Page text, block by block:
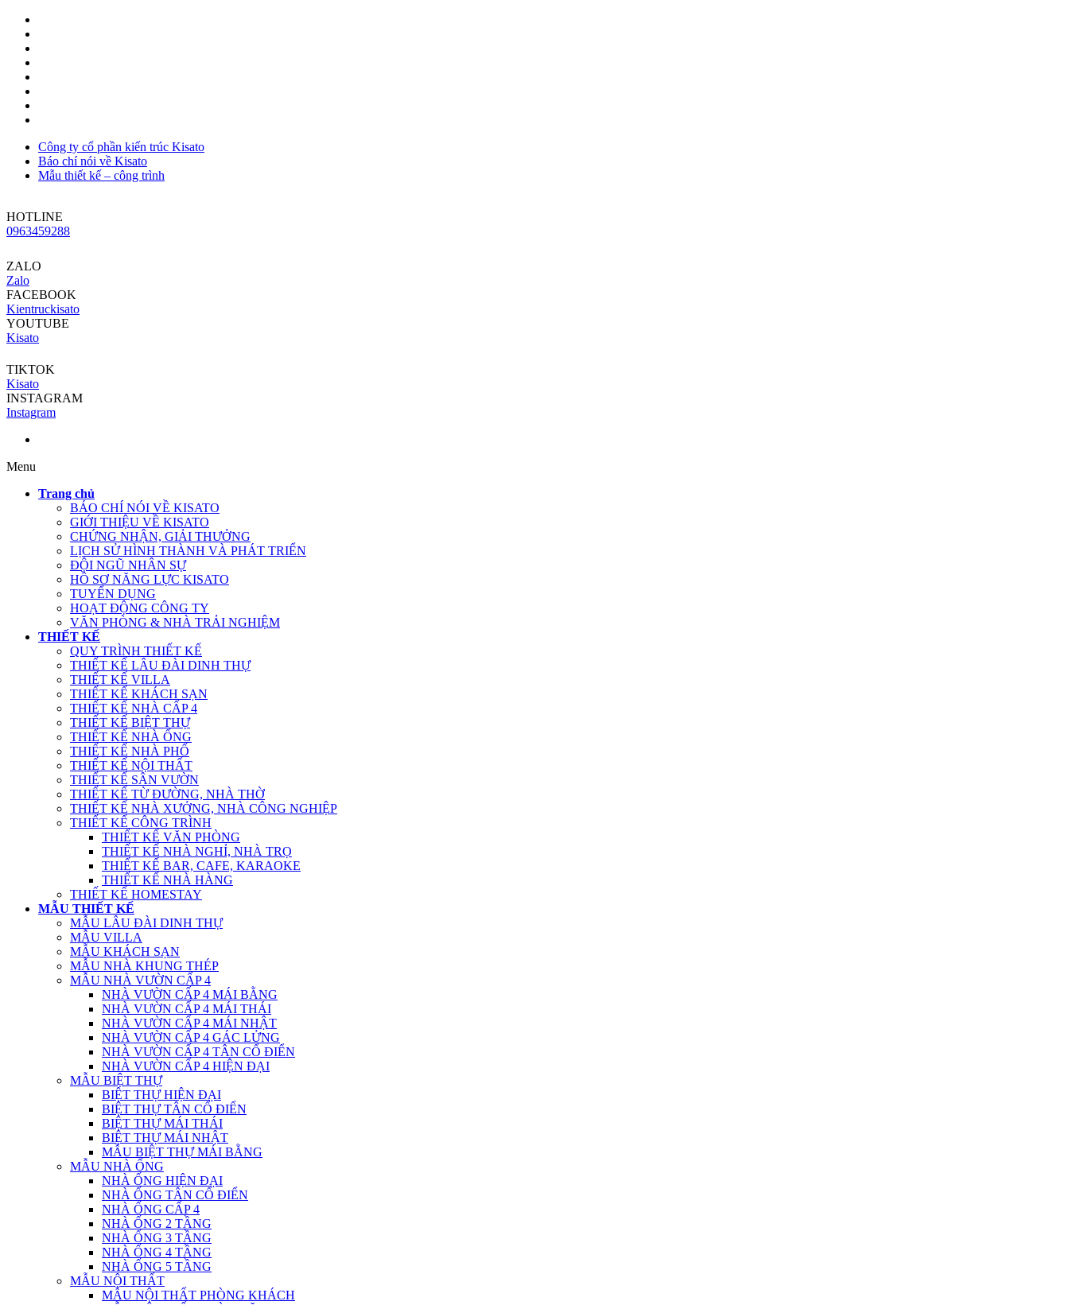
Công ty cổ phần kiến trúc Kisato
Báo chí nói về Kisato
Mẫu thiết kế – công trình
HOTLINE
0963459288
ZALO
Zalo
FACEBOOK
Kientruckisato
YOUTUBE
Kisato
TIKTOK
Kisato
INSTAGRAM
Instagram
Menu
Trang chủ
BÁO CHÍ NÓI VỀ KISATO
GIỚI THIỆU VỀ KISATO
CHỨNG NHẬN, GIẢI THƯỞNG
LỊCH SỬ HÌNH THÀNH VÀ PHÁT TRIỂN
ĐỘI NGŨ NHÂN SỰ
HỒ SƠ NĂNG LỰC KISATO
TUYỂN DỤNG
HOẠT ĐỘNG CÔNG TY
VĂN PHÒNG & NHÀ TRẢI NGHIỆM
THIẾT KẾ
QUY TRÌNH THIẾT KẾ
THIẾT KẾ LÂU ĐÀI DINH THỰ
THIẾT KẾ VILLA
THIẾT KẾ KHÁCH SẠN
THIẾT KẾ NHÀ CẤP 4
THIẾT KẾ BIỆT THỰ
THIẾT KẾ NHÀ ỐNG
THIẾT KẾ NHÀ PHỐ
THIẾT KẾ NỘI THẤT
THIẾT KẾ SÂN VƯỜN
THIẾT KẾ TỪ ĐƯỜNG, NHÀ THỜ
THIẾT KẾ NHÀ XƯỞNG, NHÀ CÔNG NGHIỆP
THIẾT KẾ CÔNG TRÌNH
THIẾT KẾ VĂN PHÒNG
THIẾT KẾ NHÀ NGHỈ, NHÀ TRỌ
THIẾT KẾ BAR, CAFE, KARAOKE
THIẾT KẾ NHÀ HÀNG
THIẾT KẾ HOMESTAY
MẪU THIẾT KẾ
MẪU LÂU ĐÀI DINH THỰ
MẪU VILLA
MẪU KHÁCH SẠN
MẪU NHÀ KHUNG THÉP
MẪU NHÀ VƯỜN CẤP 4
NHÀ VƯỜN CẤP 4 MÁI BẰNG
NHÀ VƯỜN CẤP 4 MÁI THÁI
NHÀ VƯỜN CẤP 4 MÁI NHẬT
NHÀ VƯỜN CẤP 4 GÁC LỬNG
NHÀ VƯỜN CẤP 4 TÂN CỔ ĐIỂN
NHÀ VƯỜN CẤP 4 HIỆN ĐẠI
MẪU BIỆT THỰ
BIỆT THỰ HIỆN ĐẠI
BIỆT THỰ TÂN CỔ ĐIỂN
BIỆT THỰ MÁI THÁI
BIỆT THỰ MÁI NHẬT
MẪU BIỆT THỰ MÁI BẰNG
MẪU NHÀ ỐNG
NHÀ ỐNG HIỆN ĐẠI
NHÀ ỐNG TÂN CỔ ĐIỂN
NHÀ ỐNG CẤP 4
NHÀ ỐNG 2 TẦNG
NHÀ ỐNG 3 TẦNG
NHÀ ỐNG 4 TẦNG
NHÀ ỐNG 5 TẦNG
MẪU NỘI THẤT
MẪU NỘI THẤT PHÒNG KHÁCH